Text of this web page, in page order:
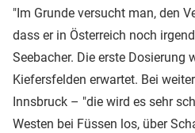
"Im Grunde versucht man, den
dass er in Österreich noch
Seebacher. Die erste Dosierung
Kiefersfelden erwartet. Bei
Innsbruck – "die wird es sehr
Westen bei Füssen los, über